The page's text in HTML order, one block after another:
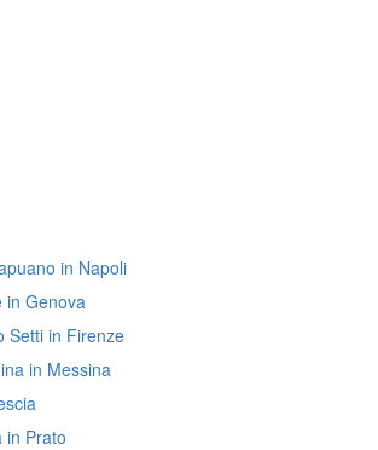
in Napoli
in Genova
Setti in Firenze
in Messina
in Prato